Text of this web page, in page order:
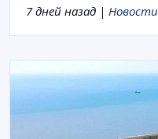
7 дней назад | Новости